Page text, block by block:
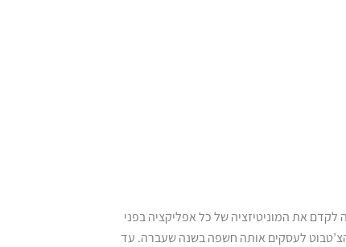
את המוניטיזציה של כל אפליקציה בפני
לעסקים אותה חשפה בשנה שעברה. עד